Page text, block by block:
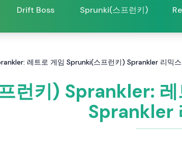
Drift Boss Sprunki(스프런키)
레트로 게임 Sprunki(스프런키) Sprankler 리믹스
런키) Sprankler:
Sprankler